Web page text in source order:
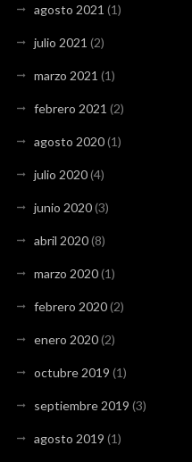
agosto 2021 (1)
julio 2021 (2)
marzo 2021 (1)
febrero 2021 (2)
agosto 2020(1)
julio 2020(4)
junio 2020(3)
abril 2020(8)
marzo 2020(1)
febrero 2020(2)
enero 2020(2)
octubre 2019 (1)
septiembre 2019 (3)
agosto 2019 (1)